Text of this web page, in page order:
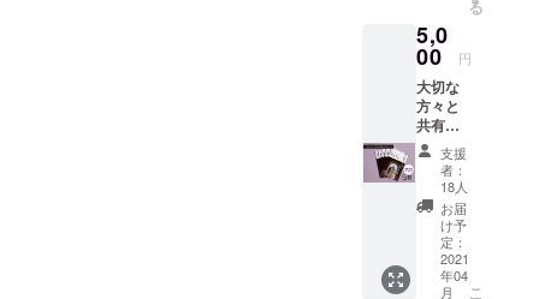
料120円
はサー
ビスさ
せて頂
きま
す。
る
5,0
00 円
大切な
方々と
共有で
きる
『ゆか
りの』5
冊セッ
トで
す。 ト
ラベル
雑誌の
支援
者：
18人
お届
け予
定：
2021
年04
月
こ